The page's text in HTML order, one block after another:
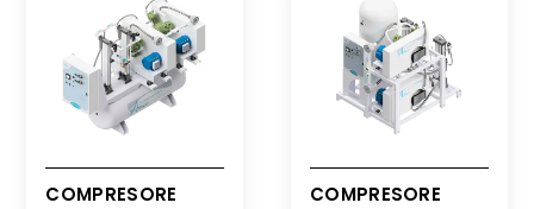
COMPRESORE
COMPRESORE